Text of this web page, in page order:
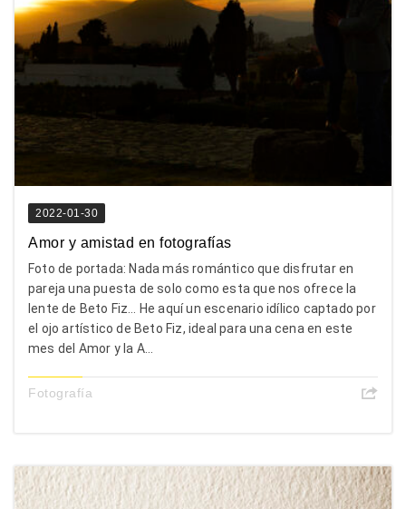
2022-01-30
Amor y amistad en fotografías
Foto de portada: Nada más romántico que disfrutar en
pareja una puesta de solo como esta que nos ofrece la
lente de Beto Fiz… He aquí un escenario idílico captado por
el ojo artístico de Beto Fiz, ideal para una cena en este
mes del Amor y la A...
Fotografía